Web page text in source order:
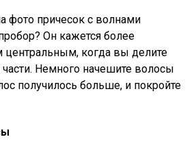
фото причесок с волнами
Он кажется более
центральным, когда вы делите
Немного начешите волосы
получилось больше, и покройте